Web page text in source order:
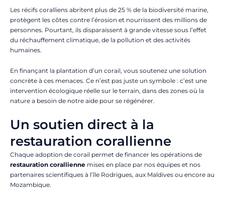
Les récifs coralliens abritent plus de 25 % de la biodiversité marine,
protègent les côtes contre l’érosion et nourrissent des millions de
personnes. Pourtant, ils disparaissent à grande vitesse sous l’effet
du réchauffement climatique, de la pollution et des activités
humaines.
En finançant la plantation d’un corail, vous soutenez une solution
concrète à ces menaces. Ce n’est pas juste un symbole : c’est une
intervention écologique réelle sur le terrain, dans des zones où la
nature a besoin de notre aide pour se régénérer.
Un soutien direct à la
restauration corallienne
Chaque adoption de corail permet de financer les opérations de
restauration corallienne mises en place par nos équipes et nos
partenaires scientifiques à l’île Rodrigues, aux Maldives ou encore au
Mozambique.